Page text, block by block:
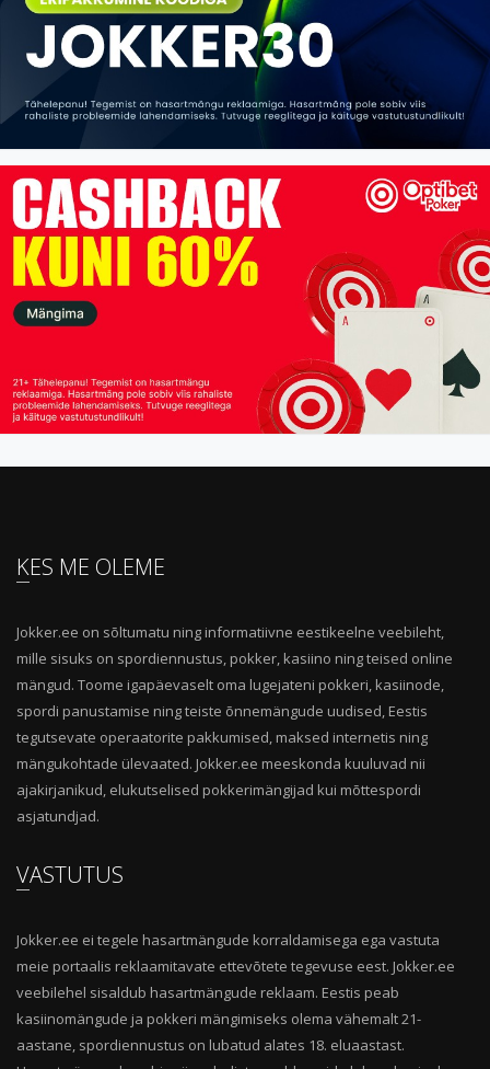
KES ME OLEME
Jokker.ee on sõltumatu ning informatiivne eestikeelne veebileht,
mille sisuks on spordiennustus, pokker, kasiino ning teised online
mängud. Toome igapäevaselt oma lugejateni pokkeri, kasiinode,
spordi panustamise ning teiste õnnemängude uudised, Eestis
tegutsevate operaatorite pakkumised, maksed internetis ning
mängukohtade ülevaated. Jokker.ee meeskonda kuuluvad nii
ajakirjanikud, elukutselised pokkerimängijad kui mõttespordi
asjatundjad.
VASTUTUS
Jokker.ee ei tegele hasartmängude korraldamisega ega vastuta
meie portaalis reklaamitavate ettevõtete tegevuse eest. Jokker.ee
veebilehel sisaldub hasartmängude reklaam. Eestis peab
kasiinomängude ja pokkeri mängimiseks olema vähemalt 21-
aastane, spordiennustus on lubatud alates 18. eluaastast.